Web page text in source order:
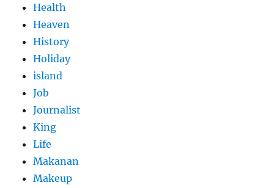
Health
Heaven
History
Holiday
island
Job
Journalist
King
Life
Makanan
Makeup